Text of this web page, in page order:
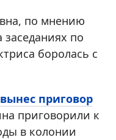
по мнению
заседаниях по
боролась с
приговор
приговорили к
в колонии